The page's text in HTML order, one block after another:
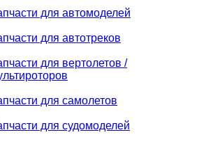
для автомоделей
для автотреков
для вертолетов /
для самолетов
для судомоделей